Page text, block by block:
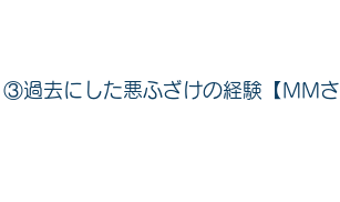
③過去にした悪ふざけの経験【MMさ